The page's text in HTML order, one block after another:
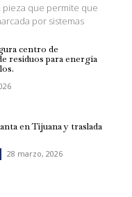
pieza que permite que
por sistemas
centro de
residuos para energía
en Tijuana y traslada
28 marzo, 2026